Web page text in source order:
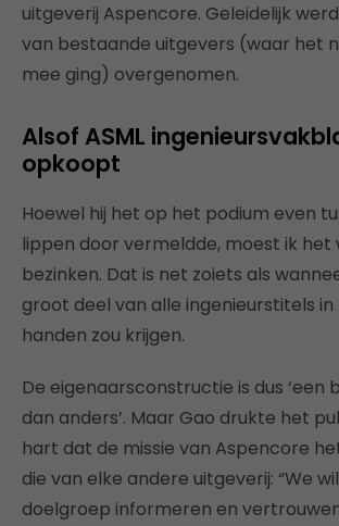
uitgeverij Aspencore. Geleidelijk
van bestaande uitgevers (waar het
mee ging) overgenomen.
Alsof ASML
opkoopt
Hoewel hij het op het podium even
lippen door vermeldde, moest ik het
bezinken. Dat is net zoiets als
groot deel van alle ingenieurstitels in
handen zou krijgen.
De eigenaarsconstructie is dus ‘een
dan anders’. Maar Gao drukte het
hart dat de missie van Aspencore
die van elke andere uitgeverij: “We
doelgroep informeren en